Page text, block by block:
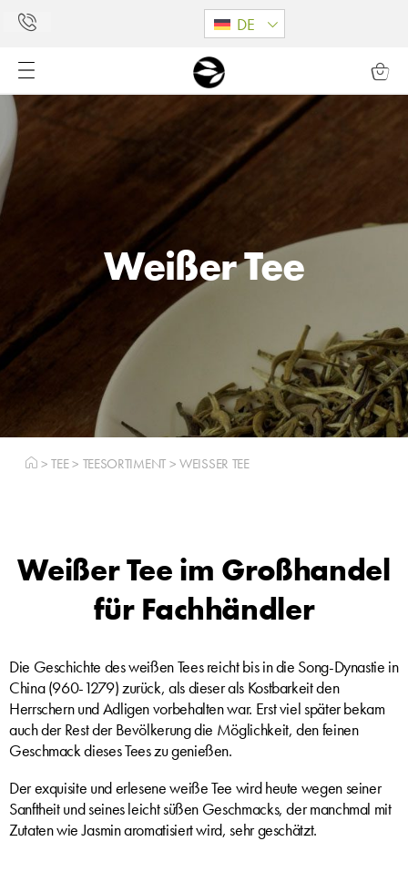
DE
Weißer Tee
>TEE> TEESORTIMENT>WEISSER TEE
Weißer Tee im Großhandel
für Fachhändler
Die Geschichte des weißen Tees reicht bis in die Song-Dynastie in
China (960-1279) zurück, als dieser als Kostbarkeit den
Herrschern und Adligen vorbehalten war. Erst viel später bekam
auch der Rest der Bevölkerung die Möglichkeit, den feinen
Geschmack dieses Tees zu genießen.
Der exquisite und erlesene weiße Tee wird heute wegen seiner
Sanftheit und seines leicht süßen Geschmacks, der manchmal mit
Zutaten wie Jasmin aromatisiert wird, sehr geschätzt.